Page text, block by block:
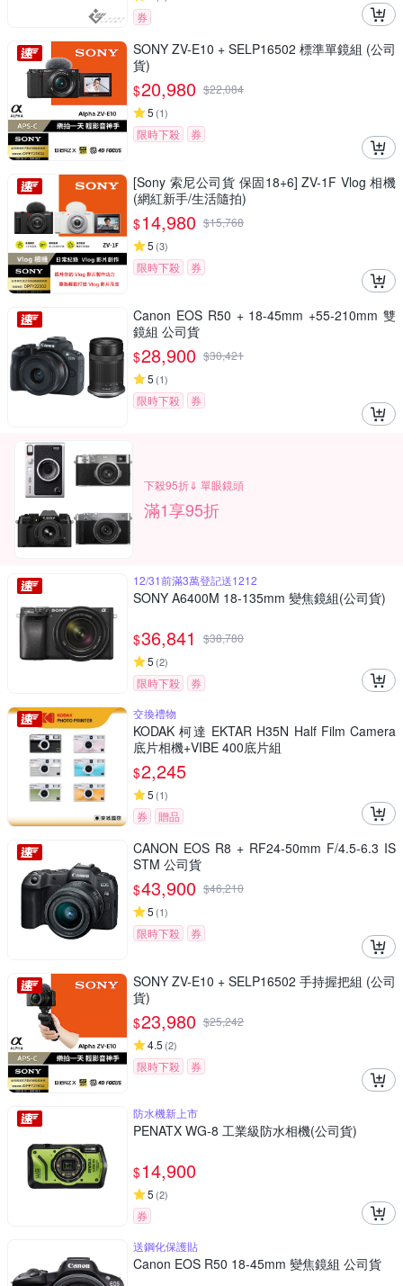
券
SONY ZV-E10 + SELP16502 標準單鏡組 (公司
貨)
$20,980 $22,084
5 (1)
限時下殺 券
[Sony 索尼公司貨 保固18+6] ZV-1F Vlog 相機
(網紅新手/生活隨拍)
$14,980 $15,768
5 (3)
限時下殺 券
Canon EOS R50 + 18-45mm +55-210mm 雙
鏡組 公司貨
$28,900 $30,421
5 (1)
限時下殺 券
下殺95折⇓ 單眼鏡頭
滿1享95折
12/31前滿3萬登記送1212
SONY A6400M 18-135mm 變焦鏡組(公司貨)
$36,841 $38,780
5 (2)
限時下殺
券
交換禮物
KODAK 柯達 EKTAR H35N Half Film Camera
底片相機+VIBE 400底片組
$2,245
5 (1)
券 贈品
CANON EOS R8 + RF24-50mm F/4.5-6.3 IS
STM 公司貨
$43,900 $46,210
5 (1)
限時下殺 券
SONY ZV-E10 + SELP16502 手持握把組 (公司
貨)
$23,980 $25,242
4.5 (2)
限時下殺 券
防水機新上市
PENATX WG-8 工業級防水相機(公司貨)
$14,900
5 (2)
券
送鋼化保護貼
Canon EOS R50 18-45mm 變焦鏡組 公司貨